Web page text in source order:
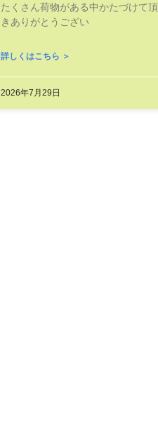
たくさん荷物がある中かたづけて頂
きありがとうござい
詳しくはこちら ＞
2026年7月29日